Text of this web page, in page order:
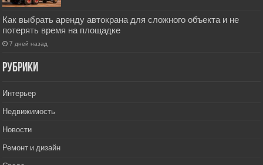
Как выбрать аренду автокрана для сложного объекта и не
потерять время на площадке
7 дней назад
РУбрики
Интерьер
Недвижимость
Новости
Ремонт и дизайн